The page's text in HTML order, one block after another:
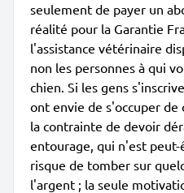
seulement de payer un
réalité pour la Garantie
l'assistance vétérinaire
non les personnes à qui
chien. Si les gens
ont envie de s'occuper de
la contrainte de devoir
entourage, qui n'est
risque de tomber sur
l'argent ; la seule